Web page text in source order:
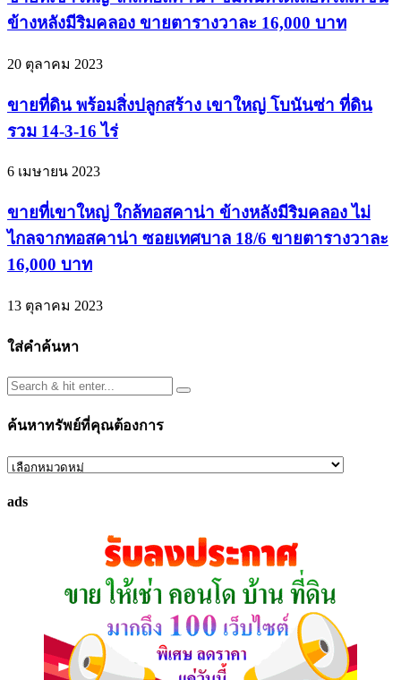
ข้างหลังมีริมคลอง ขายตารางวาละ 16,000 บาท
20 ตุลาคม 2023
ขายที่ดิน พร้อมสิ่งปลูกสร้าง เขาใหญ่ โบนันซ่า ที่ดิน
รวม 14-3-16 ไร่
6 เมษายน 2023
ขายที่เขาใหญ่ ใกล้ทอสคาน่า ข้างหลังมีริมคลอง ไม่
ไกลจากทอสคาน่า ซอยเทศบาล 18/6 ขายตารางวาละ
16,000 บาท
13 ตุลาคม 2023
ใส่คำค้นหา
ค้นหาทรัพย์ที่คุณต้องการ
ค้นหา
ที่
ads